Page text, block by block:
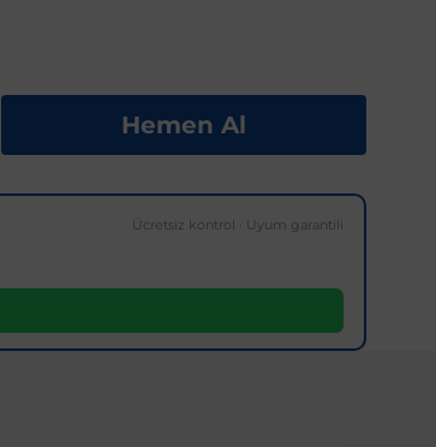
Hemen Al
Ücretsiz kontrol · Uyum garantili